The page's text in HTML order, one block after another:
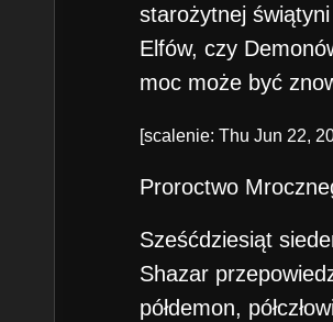
starożytnej
Elfów, czy
moc może być
[scalenie: Thu Jun 22,
Proroctwo
Sześćdziesiąt
Shazar
półdemon,